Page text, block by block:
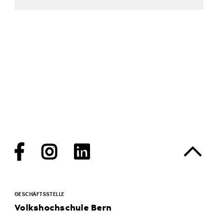
GESCHÄFTSSTELLE
Volkshochschule Bern
FacebookInstagram